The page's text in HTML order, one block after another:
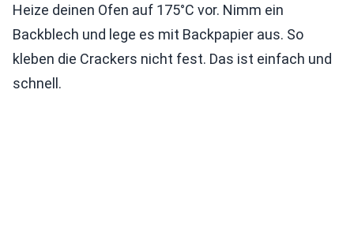
Heize deinen Ofen auf 175°C vor. Nimm ein
Backblech und lege es mit Backpapier aus. So
kleben die Crackers nicht fest. Das ist einfach und
schnell.